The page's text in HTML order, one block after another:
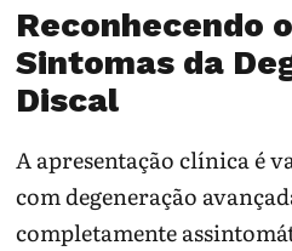
Reconhecendo
Sintomas da
Discal
A apresentação clínica é
com degeneração
completamente